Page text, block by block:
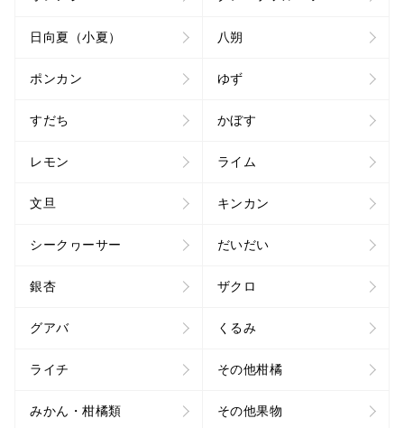
日向夏（小夏） 八朔
ポンカン ゆず
すだち かぼす
レモン ライム
文旦 キンカン
シークヮーサー だいだい
銀杏 ザクロ
グアバ くるみ
ライチ その他柑橘
みかん・柑橘類 その他果物